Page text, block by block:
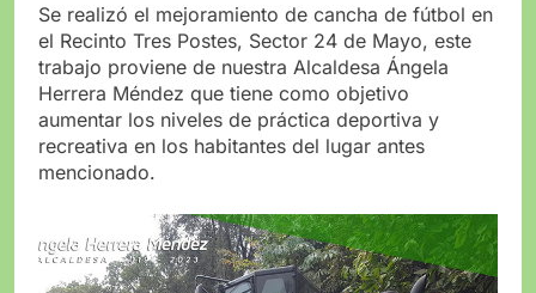
Se realizó el mejoramiento de cancha de fútbol en
el Recinto Tres Postes, Sector 24 de Mayo, este
trabajo proviene de nuestra Alcaldesa Ángela
Herrera Méndez que tiene como objetivo
aumentar los niveles de práctica deportiva y
recreativa en los habitantes del lugar antes
mencionado.